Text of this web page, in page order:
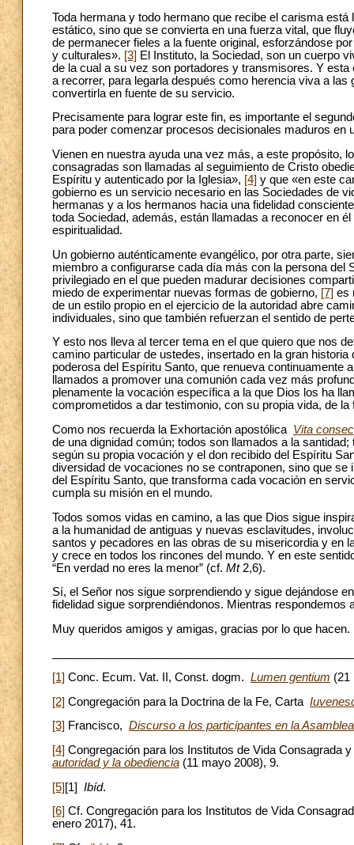
Toda hermana y todo hermano que recibe el carisma
estático, sino que se convierta en una fuerza vital, que
de permanecer fieles a la fuente original, esforzándose
y culturales». [3] El Instituto, la Sociedad, son un cuerpo
de la cual a su vez son portadores y transmisores. Y
a recorrer, para legarla después como herencia viva a
convertirla en fuente de su servicio.
Precisamente para lograr este fin, es importante el
para poder comenzar procesos decisionales maduros
Vienen en nuestra ayuda una vez más, a este propósito,
consagradas son llamadas al seguimiento de Cristo
Espíritu y autenticado por la Iglesia», [4] y que «en este
gobierno es un servicio necesario en las Sociedades de
hermanas y a los hermanos hacia una fidelidad
toda Sociedad, además, están llamadas a reconocer en
espiritualidad.
Un gobierno auténticamente evangélico, por otra parte,
miembro a configurarse cada día más con la persona del
privilegiado en el que pueden madurar decisiones
miedo de experimentar nuevas formas de gobierno, [7] es
de un estilo propio en el ejercicio de la autoridad abre
individuales, sino que también refuerzan el sentido de
Y esto nos lleva al tercer tema en el que quiero que nos
camino particular de ustedes, insertado en la gran
poderosa del Espíritu Santo, que renueva continuamente
llamados a promover una comunión cada vez más
plenamente la vocación específica a la que Dios los ha
comprometidos a dar testimonio, con su propia vida, de
Como nos recuerda la Exhortación apostólica Vita
de una dignidad común; todos son llamados a la
según su propia vocación y el don recibido del Espíritu
diversidad de vocaciones no se contraponen, sino que
del Espíritu Santo, que transforma cada vocación en
cumpla su misión en el mundo.
Todos somos vidas en camino, a las que Dios sigue
a la humanidad de antiguas y nuevas esclavitudes,
santos y pecadores en las obras de su misericordia y en
y crece en todos los rincones del mundo. Y en este
“En verdad no eres la menor” (cf. Mt2,6).
Sí, el Señor nos sigue sorprendiendo y sigue dejándose
fidelidad sigue sorprendiéndonos. Mientras
Muy queridos amigos y amigas, gracias por lo que
[1] Conc. Ecum. Vat. II, Const. dogm. Lumen gentium (21
[2] Congregación para la Doctrina de la Fe, Carta
[3] Francisco, Discurso a los participantes en la
[4] Congregación para los Institutos de Vida
autoridad y la obediencia (11 mayo 2008), 9.
[5] [1] Ibíd.
[6] Cf. Congregación para los Institutos de Vida
enero 2017), 41.